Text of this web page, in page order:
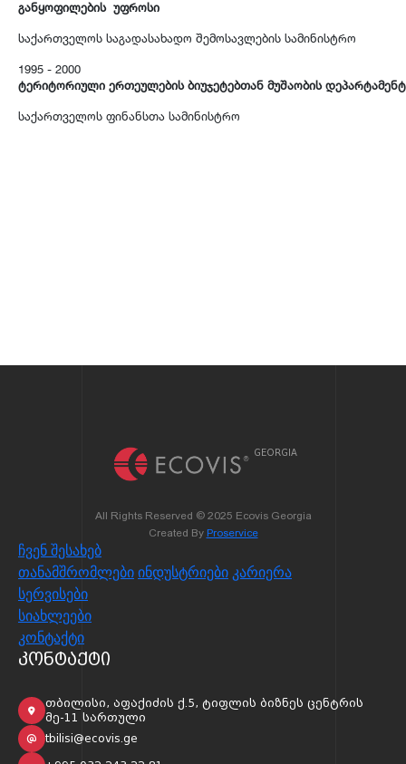
განყოფილების უფროსი
საქართველოს საგადასახადო შემოსავლების სამინისტრო
1995 - 2000
ტერიტორიული ერთეულების ბიუჯეტებთან მუშაობის
საქართველოს ფინანსთა სამინისტრო
GEORGIA
All Rights Reserved © 2025 Ecovis Georgia
Created By Proservice
ჩვენ შესახებ
თანამშრომლებიინდუსტრიები კარიერა
სერვისები
სიახლეები
კონტაქტი
კონტაქტი
თბილისი, აფაქიძის ქ.5, ტიფლის ბიზნეს ცენტრის
მე-11 სართული
tbilisi@ecovis.ge